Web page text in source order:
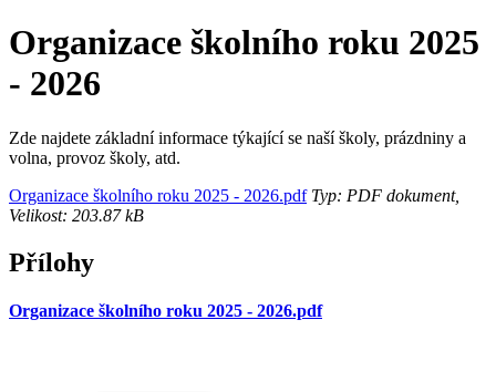
Organizace školního roku 2025
- 2026
Zde najdete základní informace týkající se naší školy, prázdniny a
volna, provoz školy, atd.
Organizace školního roku 2025 - 2026.pdfTyp: PDF dokument,
Velikost: 203.87 kB
Přílohy
Organizace školního roku 2025 - 2026.pdf